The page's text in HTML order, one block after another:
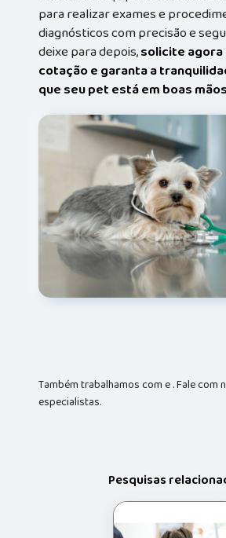
para realizar exames e
diagnósticos com precisão e
deixe para depois,solicite agora
cotação e garanta a
que seu pet está em boas
Também trabalhamos com e . Fale com
especialistas.
Pesquisas